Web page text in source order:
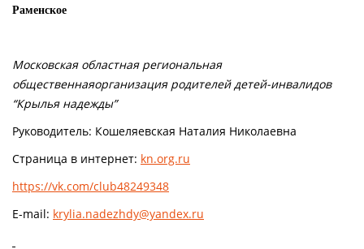
Раменское
Московская областная региональная
общественнаяорганизация родителей детей-инвалидов
“Крылья надежды”
Руководитель: Кошеляевская Наталия Николаевна
Страница в интернет: kn.org.ru
https://vk.com/club48249348
E-mail: krylia.nadezhdy@yandex.ru